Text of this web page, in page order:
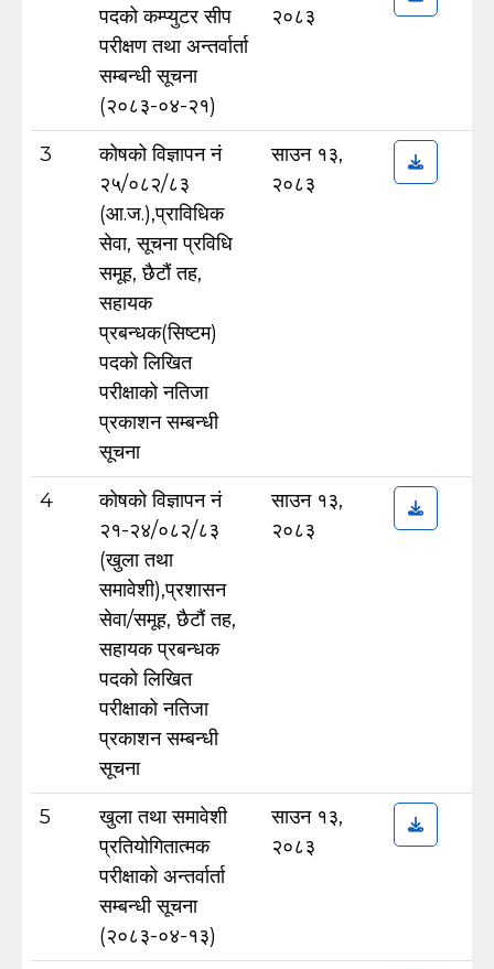
पदको कम्प्युटर सीप
परीक्षण तथा अन्तर्वार्ता
सम्बन्धी सूचना
(२०८३-०४-२१)
२०८३
3
कोषको विज्ञापन नं
२५/०८२/८३
(आ.ज.),प्राविधिक
सेवा, सूचना प्रविधि
समूह, छैटौं तह,
सहायक
प्रबन्धक(सिष्टम)
पदको लिखित
परीक्षाको नतिजा
प्रकाशन सम्बन्धी
सूचना
साउन १३,
२०८३
4
कोषको विज्ञापन नं
२१-२४/०८२/८३
(खुला तथा
समावेशी),प्रशासन
सेवा/समूह, छैटौं तह,
सहायक प्रबन्धक
पदको लिखित
परीक्षाको नतिजा
प्रकाशन सम्बन्धी
सूचना
साउन १३,
२०८३
5
खुला तथा समावेशी
प्रतियोगितात्मक
परीक्षाको अन्तर्वार्ता
सम्बन्धी सूचना
(२०८३-०४-१३)
साउन १३,
२०८३